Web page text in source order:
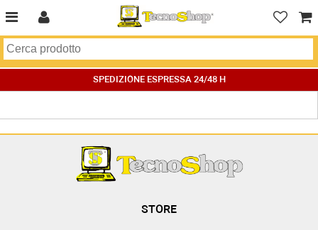
SPEDIZIONE ESPRESSA 24/48 H
STORE